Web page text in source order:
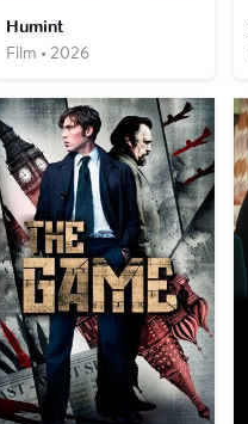
Humint
Film • 2026